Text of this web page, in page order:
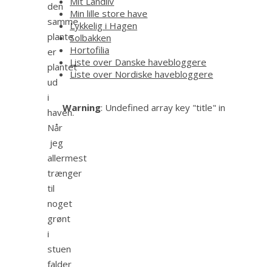
den
samme
plante
er
plantet
ud
i
haven.
Når
jeg
allermest
trænger
til
noget
grønt
i
stuen
falder
Min lille store have
Lykkelig i Hagen
Solbakken
Hortofilia
Liste over Danske havebloggere
Liste over Nordiske havebloggere
Warning: Undefined array key "title" in